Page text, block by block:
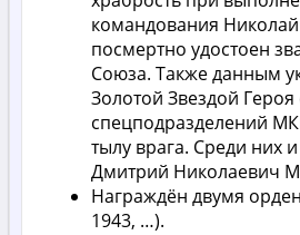
командования
посмертно удостоен
Союза. Также данным
Золотой Звездой Героя
спецподразделений
тылу врага. Среди них
Дмитрий Николаевич
Награждён двумя
1943, …).